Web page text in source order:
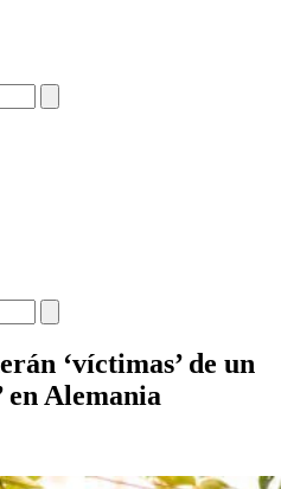
‘víctimas’ de un
en Alemania